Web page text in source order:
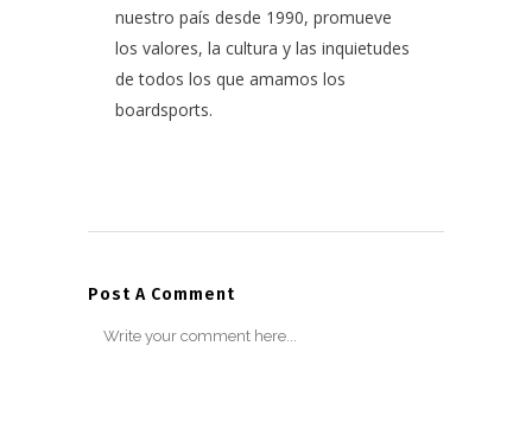
nuestro país desde 1990, promueve
los valores, la cultura y las inquietudes
de todos los que amamos los
boardsports.
Post A Comment